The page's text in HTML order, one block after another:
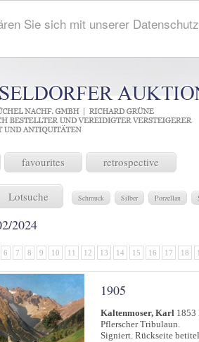
Sie sich mit unserer
favourites retrospective
Lotsuche Schmuck Silber Porzellan
2024
6 7 8 9 10 11 12 13 14 15 16 17 18
1905
Kaltenmoser, Karl 1853
Pflerscher Tribulaun.
Signiert. Rückseite